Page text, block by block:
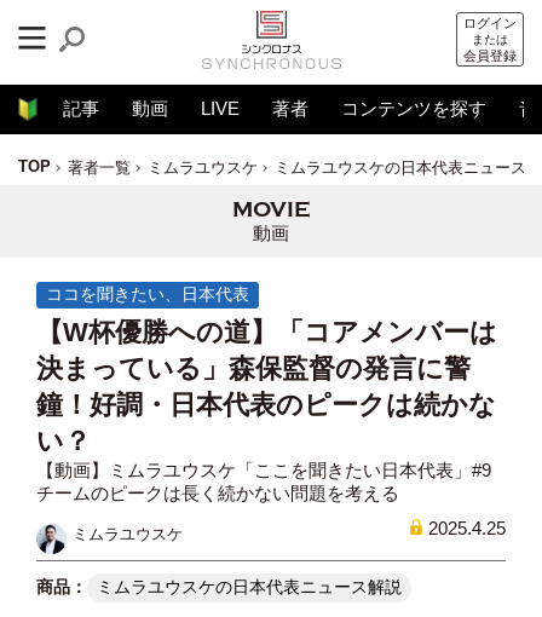
ログイン
または
会員登録
記事 動画 LIVE 著者 コンテンツを探す 音
TOP 著者一覧 ミムラユウスケ ミムラユウスケの日本代表ニュース
動画
ココを聞きたい、日本代表
【W杯優勝への道】「コアメンバーは
決まっている」森保監督の発言に警
鐘！好調・日本代表のピークは続かな
い？
【動画】ミムラユウスケ「ここを聞きたい日本代表」#9
チームのピークは長く続かない問題を考える
ミムラユウスケ 2025.4.25
ミムラユウスケの日本代表ニュース解説